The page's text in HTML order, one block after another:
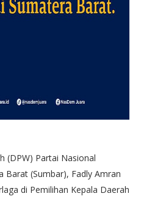
(DPW) Partai Nasional
(Sumbar), Fadly Amran
di Pemilihan Kepala Daerah